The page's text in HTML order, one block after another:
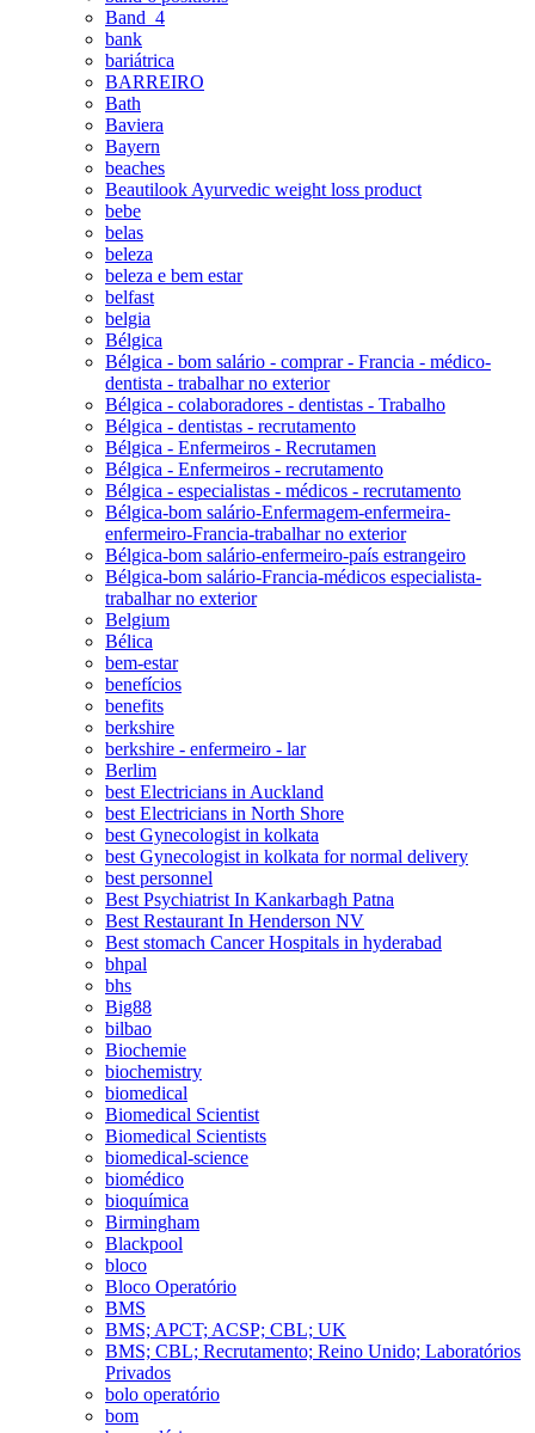
Band_4
bank
bariátrica
BARREIRO
Bath
Baviera
Bayern
beaches
Beautilook Ayurvedic weight loss product
bebe
belas
beleza
beleza e bem estar
belfast
belgia
Bélgica
Bélgica - bom salário - comprar - Francia - médico-
dentista - trabalhar no exterior
Bélgica - colaboradores - dentistas - Trabalho
Bélgica - dentistas - recrutamento
Bélgica - Enfermeiros - Recrutamen
Bélgica - Enfermeiros - recrutamento
Bélgica - especialistas - médicos - recrutamento
Bélgica-bom salário-Enfermagem-enfermeira-
enfermeiro-Francia-trabalhar no exterior
Bélgica-bom salário-enfermeiro-país estrangeiro
Bélgica-bom salário-Francia-médicos especialista-
trabalhar no exterior
Belgium
Bélica
bem-estar
benefícios
benefits
berkshire
berkshire - enfermeiro - lar
Berlim
best Electricians in Auckland
best Electricians in North Shore
best Gynecologist in kolkata
best Gynecologist in kolkata for normal delivery
best personnel
Best Psychiatrist In Kankarbagh Patna
Best Restaurant In Henderson NV
Best stomach Cancer Hospitals in hyderabad
bhpal
bhs
Big88
bilbao
Biochemie
biochemistry
biomedical
Biomedical Scientist
Biomedical Scientists
biomedical-science
biomédico
bioquímica
Birmingham
Blackpool
bloco
Bloco Operatório
BMS
BMS; APCT; ACSP; CBL; UK
BMS; CBL; Recrutamento; Reino Unido; Laboratórios
Privados
bolo operatório
bom